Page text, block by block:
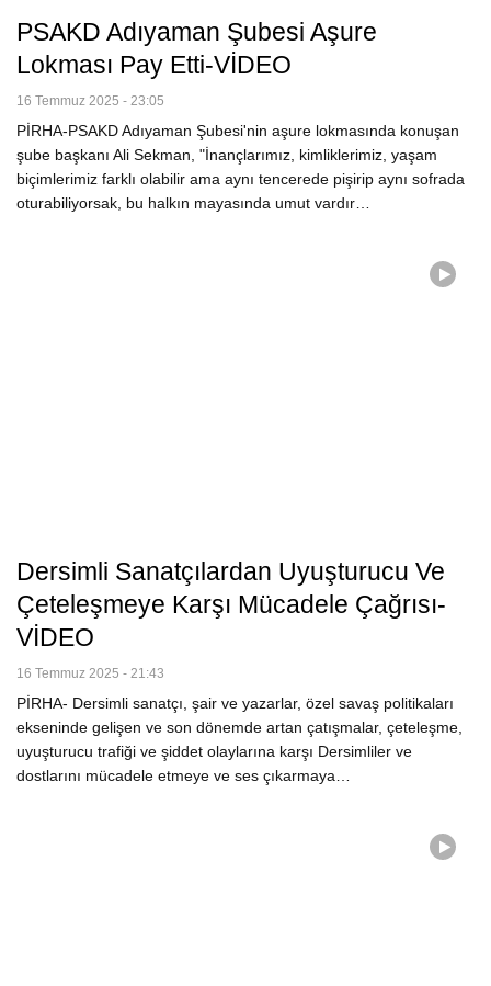
PSAKD Adıyaman Şubesi Aşure
Lokması Pay Etti-VİDEO
16 Temmuz 2025 - 23:05
PİRHA-PSAKD Adıyaman Şubesi'nin aşure lokmasında konuşan
şube başkanı Ali Sekman, "İnançlarımız, kimliklerimiz, yaşam
biçimlerimiz farklı olabilir ama aynı tencerede pişirip aynı sofrada
oturabiliyorsak, bu halkın mayasında umut vardır…
Dersimli Sanatçılardan Uyuşturucu Ve
Çeteleşmeye Karşı Mücadele Çağrısı-
VİDEO
16 Temmuz 2025 - 21:43
PİRHA- Dersimli sanatçı, şair ve yazarlar, özel savaş politikaları
ekseninde gelişen ve son dönemde artan çatışmalar, çeteleşme,
uyuşturucu trafiği ve şiddet olaylarına karşı Dersimliler ve
dostlarını mücadele etmeye ve ses çıkarmaya…